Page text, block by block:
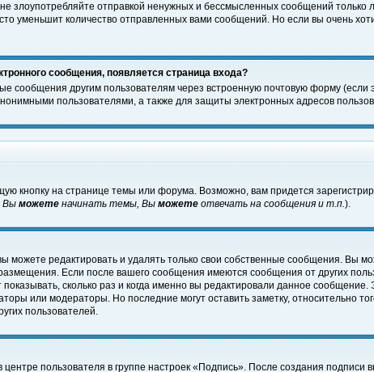
злоупотребляйте отправкой ненужных и бессмысленных сообщений
уменьшит количество отправленных вами сообщений. Но если вы очень
сообщения, появляется страница входа?
сообщения другим пользователям через встроенную почтовую форму
пользователями, а также для защиты электронных адресов
кнопку на странице темы или форума. Возможно, вам придется
Вы можете начинать темы, Вы можете отвечать на сообщения и т.п.).
редактировать и удалять только свои собственные сообщения. Вы
Если после вашего сообщения имеются сообщения от других
сколько раз и когда именно вы редактировали данное
или модераторы. Но последние могут оставить заметку, относительно
пользователей.
пользователя в группе настроек «Подпись». После создания